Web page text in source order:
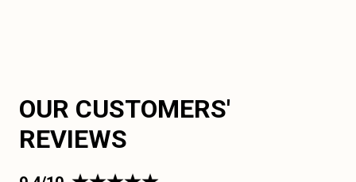
OUR CUSTOMERS'
REVIEWS